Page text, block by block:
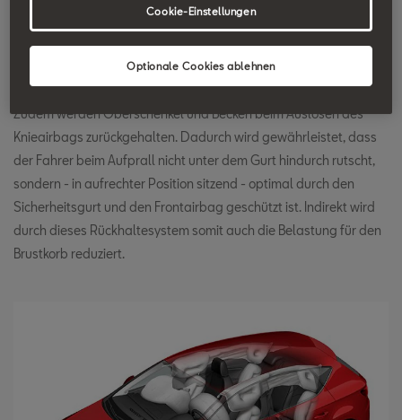
unterhalb der Lenksäule ab und schützt bei einem
schweren Verletzungen.
Zudem werden Oberschenkel und Becken beim Auslösen des
Knieairbags zurückgehalten. Dadurch wird gewährleistet, dass
der Fahrer beim Aufprall nicht unter dem Gurt hindurch rutscht,
sondern - in aufrechter Position sitzend - optimal durch den
Sicherheitsgurt und den Frontairbag geschützt ist. Indirekt wird
durch dieses Rückhaltesystem somit auch die Belastung für den
Brustkorb reduziert.
Optionale Cookies ablehnen
Cookie-Einstellungen